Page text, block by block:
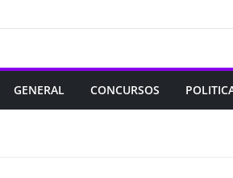
GENERAL CONCURSOS